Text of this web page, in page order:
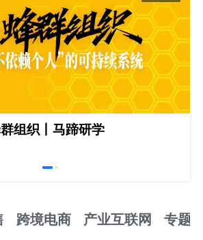
组织丨马蹄研学
跨境电商 产业互联网 专题